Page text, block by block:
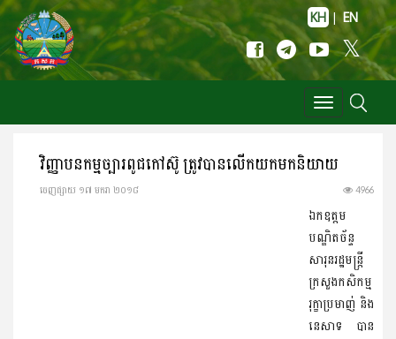
KH | EN
Toggle
navigation
វិញ្ញាបនកម្មច្បារពូជកៅស៊ូ ត្រូវបានលើកយកមកនិយាយ
ចេញ​ផ្សាយ​ ១៧ មករា ២០១៨ 4966
ឯកឧត្ដម​
បណ្ឌិត​ច័ន្ទ
សារុន​រដ្ឋមន្ដ្រី
ក្រសួង​កសិកម្ម​​
រុក្ខាប្រមាញ់​ និង​
នេសាទ បាន